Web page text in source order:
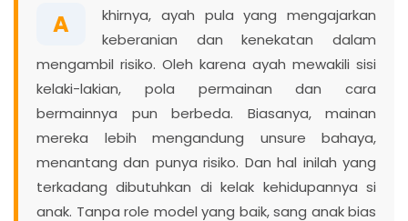
A
khirnya, ayah pula yang mengajarkan
keberanian dan kenekatan dalam
mengambil risiko. Oleh karena ayah mewakili sisi
kelaki-lakian, pola permainan dan cara
bermainnya pun berbeda. Biasanya, mainan
mereka lebih mengandung unsure bahaya,
menantang dan punya risiko. Dan hal inilah yang
terkadang dibutuhkan di kelak kehidupannya si
anak. Tanpa role model yang baik, sang anak bias